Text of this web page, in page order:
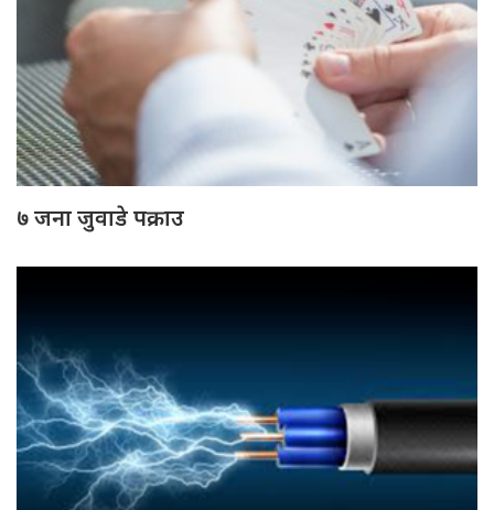
७ जना जुवाडे पक्राउ